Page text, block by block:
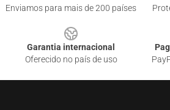
Enviamos para mais de 200 países
Garantia internacional
Oferecido no país de uso